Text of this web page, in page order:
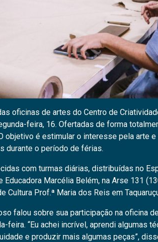
oficinas de artes do Centro de
feira, 16. Ofertadas de forma
objetivo é estimular o interesse pela arte
durante o período de férias.
com turmas diárias, distribuídas no
Educadora Marcélia Belém, na Arse 131
Cultura Prof.ª Maria dos Reis em
falou sobre sua participação na oficina
feira. “Eu achei incrível, aprendi algumas
e produzir mais algumas peças”,